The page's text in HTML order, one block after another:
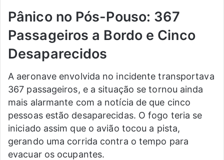
Pânico no Pós-Pouso: 367
Passageiros a Bordo e Cinco
Desaparecidos
A aeronave envolvida no incidente transportava
367 passageiros, e a situação se tornou ainda
mais alarmante com a notícia de que cinco
pessoas estão desaparecidas. O fogo teria se
iniciado assim que o avião tocou a pista,
gerando uma corrida contra o tempo para
evacuar os ocupantes.